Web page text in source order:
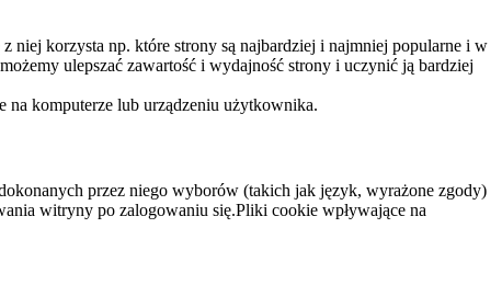
niej korzysta np. które strony są najbardziej i najmniej popularne i w
ulepszać zawartość i wydajność strony i uczynić ją bardziej
na komputerze lub urządzeniu użytkownika.
przez niego wyborów (takich jak język, wyrażone zgody)
witryny po zalogowaniu się.Pliki cookie wpływające na